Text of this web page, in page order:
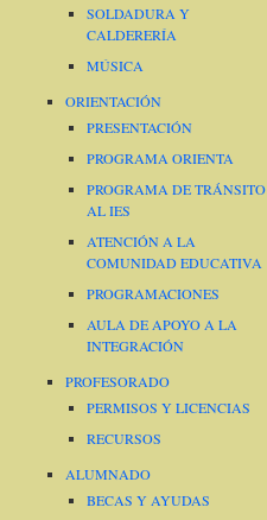
SOLDADURA Y
CALDERERÍA
MÚSICA
ORIENTACIÓN
PRESENTACIÓN
PROGRAMA ORIENTA
PROGRAMA DE TRÁNSITO
AL IES
ATENCIÓN A LA
COMUNIDAD EDUCATIVA
PROGRAMACIONES
AULA DE APOYO A LA
INTEGRACIÓN
PROFESORADO
PERMISOS Y LICENCIAS
RECURSOS
ALUMNADO
BECAS Y AYUDAS